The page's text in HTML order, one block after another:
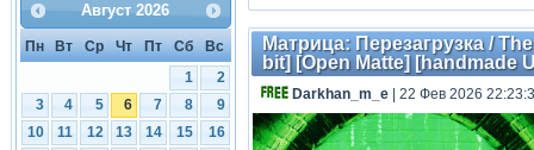
Август 2026
Пн Вт Ср Чт Пт Сб
Вс
1
2
3
4 5 6 7 8
9
10
11 12 13 14 15
16
Матрица: Перезагрузка /
bit] [Open Matte] [handmade
Darkhan_m_e | 22 Фев 2026